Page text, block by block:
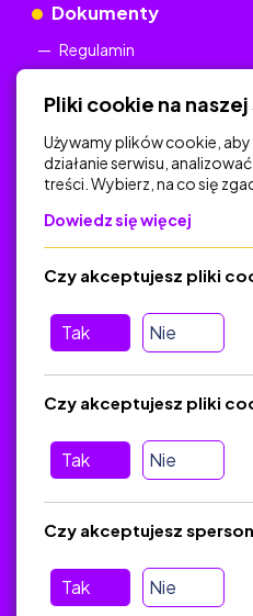
Dokumenty
Regulamin
Na skróty
Polityka Prywatności
Regulamin
O platformie
Baza materiałów
Jak zostać autorem
FAQ
wiadomość nie trafiła do folderu SPAM)
Pliki cookie na
Używamy plików cookie,
działanie serwisu,
treści. Wybierz, na co się
Dowiedz się więcej
Tak Nie
Czy akceptujesz pliki
Tak Nie
Czy akceptujesz pliki
Tak Nie
Czy akceptujesz